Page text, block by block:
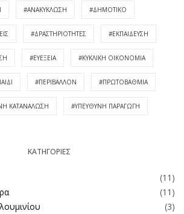
#ΑΝΑΚΎΚΛΩΣΗ #ΔΗΜΟΤΙΚΌ
#ΔΡΑΣΤΗΡΙΌΤΗΤΕΣ #ΕΚΠΑΊΔΕΥΣΗ
#ΕΥΕΞΕΊΑ #ΚΥΚΛΙΚΉ ΟΙΚΟΝΟΜΊΑ
#ΠΕΡΙΒΆΛΛΟΝ #ΠΡΩΤΟΒΆΘΜΙΑ
ΚΑΤΑΝΆΛΩΣΗ #ΥΠΕΥΘΥΝΗ ΠΑΡΑΓΩΓΉ
KΑΤΗΓΟΡΊΕΣ
(11)
(11)
(3)